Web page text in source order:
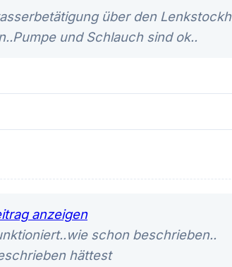
über den
und Schlauch sind ok..
schon beschrieben..
hättest